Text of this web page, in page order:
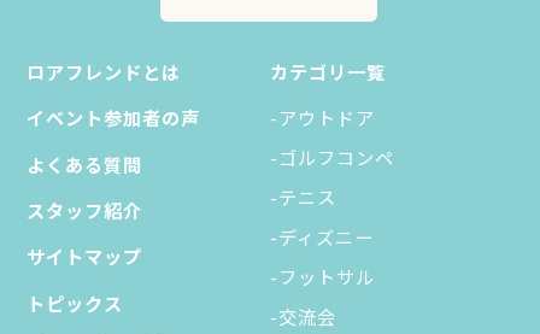
ロアフレンドとは
イベント参加者の声
よくある質問
スタッフ紹介
サイトマップ
トピックス
カテゴリ一覧
-アウトドア
-ゴルフコンペ
-テニス
-ディズニー
-フットサル
-交流会